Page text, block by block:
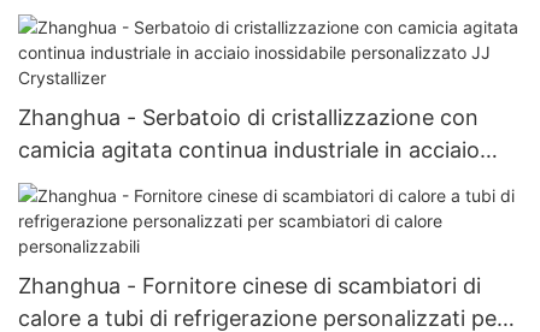
prodotto in Cina Cristallizzatore statico
Zhanghua - Serbatoio di cristallizzazione con
camicia agitata continua industriale in acciaio
inossidabile personalizzato JJ Crystallizer
Zhanghua - Fornitore cinese di scambiatori di
calore a tubi di refrigerazione personalizzati per